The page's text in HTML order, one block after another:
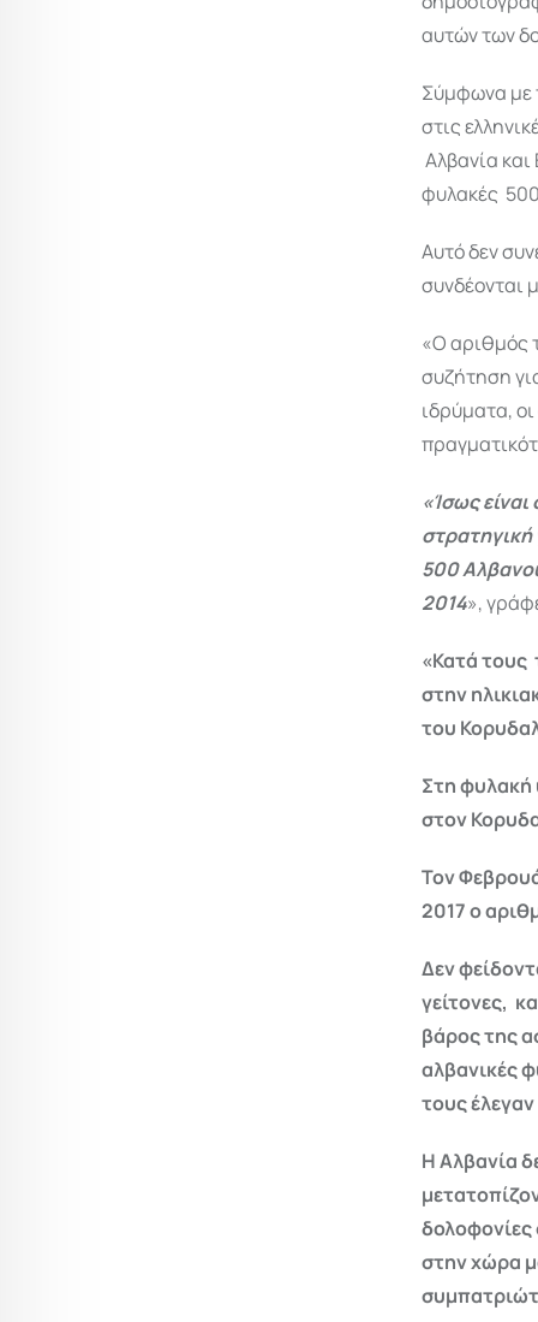
αυτών των
Σύμφωνα με
στις
Αλβανία
φυλακές 500
Αυτό δεν
συνδέονται
«Ο αριθμός
συζήτηση
ιδρύματα,
«Ίσως
στρατηγική
500
2014»,
«Κατά τους
στην
του
Στη φυλακή
στον
Τον
2017 ο
Δεν
γείτονες,
βάρος της
αλβανικές
τους
Η Αλβανία
δολοφονίες
στην χώρα